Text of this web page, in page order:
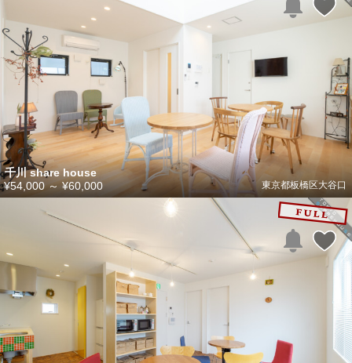
千川 share house
東京都板橋区大谷口
¥54,000～¥60,000